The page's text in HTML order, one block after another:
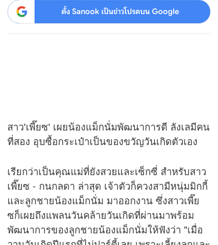
ตั้ง Sanook เป็นข่าวโปรดบน Google
สาว'เพี๊ยซ' เผยน้องแม็กนั่มพัฒนาการดี ลังเลมีคน
ที่สอง อุบซื้อกระเป๋าเป็นของขวัญวันเกิดตัวเอง
เรียกว่าเป็นคุณแม่ที่ยังสวยและเซ็กซี่ สำหรับสาว
เพี๊ยซ - กนกลดา ล่าสุด เจ้าตัวก็ควงสามีหนุ่มมิกกี้
และลูกชายน้องแม็กนั่ม มาออกงาน ซึ่งสาวเพี๊ย
ซก็เผยถึงแพลนวันคล้ายวันเกิดที่ผ่านมาพร้อม
พัฒนาการของลูกชายน้องแม็กนั่มให้ฟังว่า "เมื่อ